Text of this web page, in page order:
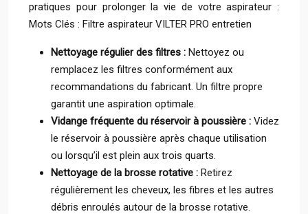
pratiques pour prolonger la vie de votre aspirateur :
Mots Clés : Filtre aspirateur VILTER PRO entretien
Nettoyage régulier des filtres : Nettoyez ou
remplacez les filtres conformément aux
recommandations du fabricant. Un filtre propre
garantit une aspiration optimale.
Vidange fréquente du réservoir à poussière : Videz
le réservoir à poussière après chaque utilisation
ou lorsqu’il est plein aux trois quarts.
Nettoyage de la brosse rotative : Retirez
régulièrement les cheveux, les fibres et les autres
débris enroulés autour de la brosse rotative.